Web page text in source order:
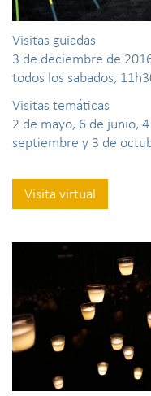
Visitas guiadas
3 de deciembre de
todos los sabados,
Visitas temáticas
2 de mayo, 6 de junio,
septiembre y 3 de
Visita virtual